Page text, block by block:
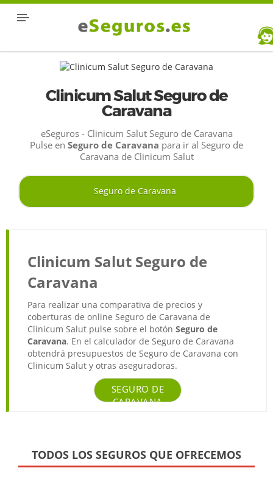
Clinicum Salut Seguro de
Caravana
eSeguros - Clinicum Salut Seguro de Caravana
Pulse en Seguro de Caravana para ir al Seguro de
Caravana de Clinicum Salut
Seguro de Caravana
Clinicum Salut Seguro de
Caravana
Para realizar una comparativa de precios y
coberturas de online Seguro de Caravana de
Clinicum Salut pulse sobre el botón Seguro de
Caravana. En el calculador de Seguro de Caravana
obtendrá presupuestos de Seguro de Caravana con
Clinicum Salut y otras aseguradoras.
SEGURO DE
CARAVANA
TODOS LOS SEGUROS QUE OFRECEMOS